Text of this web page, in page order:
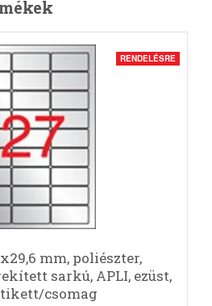
RENDELÉSRE
mm, poliészter,
sarkú, APLI, ezüst,
csomag